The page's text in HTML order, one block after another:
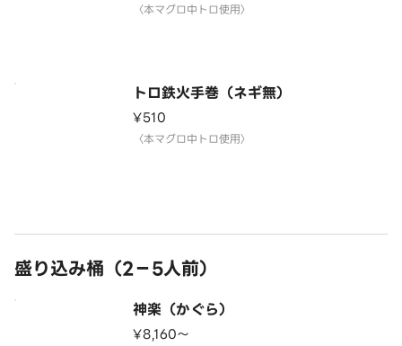
〈本マグロ中トロ使用〉
トロ鉄火手巻（ネギ無）
¥510
〈本マグロ中トロ使用〉
盛り込み桶（2－5人前）
神楽（かぐら）
¥8,160〜